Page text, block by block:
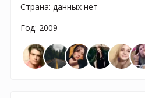
Страна: данных нет
Год: 2009